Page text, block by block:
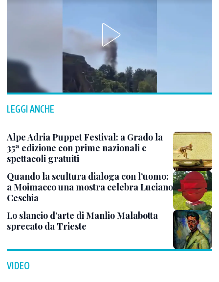
LEGGI ANCHE
Alpe Adria Puppet Festival: a Grado la
35ª edizione con prime nazionali e
spettacoli gratuiti
Quando la scultura dialoga con l’uomo:
a Moimacco una mostra celebra Luciano
Ceschia
Lo slancio d’arte di Manlio Malabotta
sprecato da Trieste
VIDEO